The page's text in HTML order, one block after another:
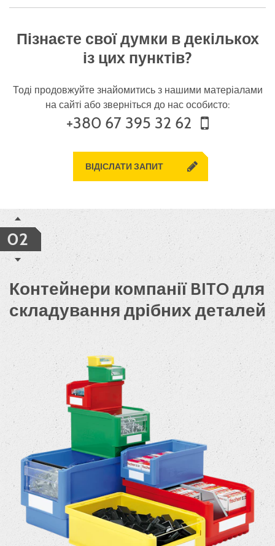
Пізнаєте свої думки в декількох
із цих пунктів?
Тоді продовжуйте знайомитись з нашими матеріалами
на сайті або зверніться до нас особисто:
+380 67 395 32 62
ВІДІСЛАТИ ЗАПИТ
02
Контейнери компанії BITO для
складування дрібних деталей